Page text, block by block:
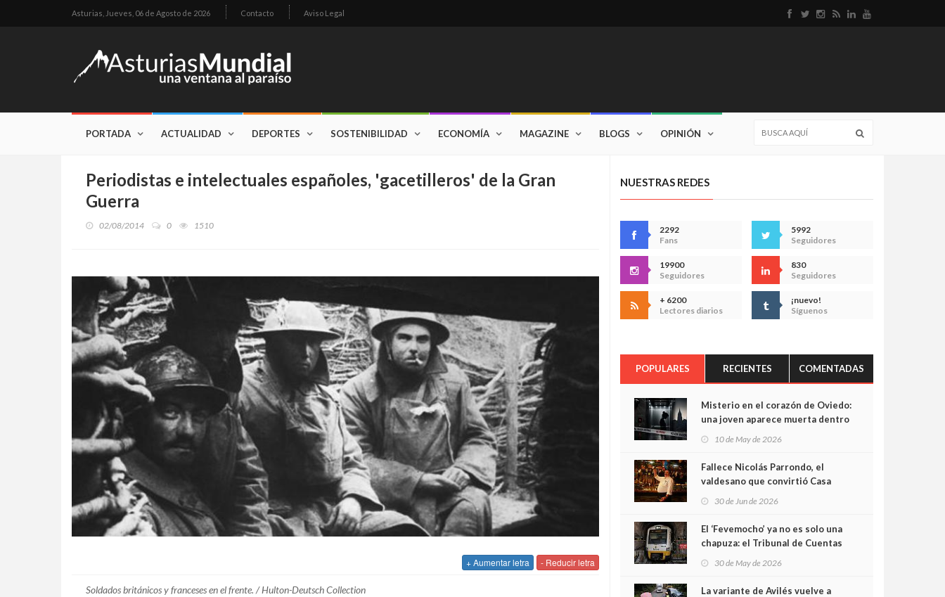
Asturias, Jueves, 06 de Agosto de 2026 Contacto Aviso Legal
PORTADA ACTUALIDAD DEPORTES SOSTENIBILIDAD ECONOMÍA MAGAZINE BLOGS OPINIÓN
Periodistas e intelectuales españoles, 'gacetilleros' de la Gran
Guerra
02/08/2014 0 1510
+ Aumentar letra - Reducir letra
Soldados británicos y franceses en el frente. / Hulton-Deutsch Collection
NUESTRAS REDES
2292
Fans
5992
Seguidores
19900
Seguidores
830
Seguidores
+ 6200
Lectores diarios
¡nuevo!
Síguenos
POPULARES RECIENTES COMENTADAS
Misterio en el corazón de Oviedo:
una joven aparece muerta dentro
cámaras captan sus últimos
minutos
10 de May de 2026
Fallece Nicolás Parrondo, el
valdesano que convirtió Casa
30 de Jun de 2026
El ‘Fevemocho’ ya no es solo una
chapuza: el Tribunal de Cuentas
sobrecoste de los trenes que no
cabían por los túneles
30 de May de 2026
La variante de Avilés vuelve a